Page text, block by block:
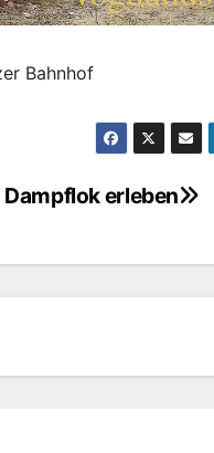
Bahnhof
erleben